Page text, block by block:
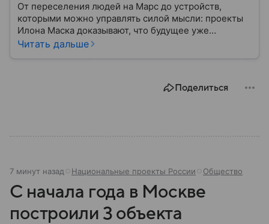
От переселения людей на Марс до устройств,
которыми можно управлять силой мысли: проекты
Илона Маска доказывают, что будущее уже
наступило. Собрали главное из биографии
Читать дальше
Поделиться
7 минут назад Национальные проекты России Общество
С начала года в Москве
построили 3 объекта